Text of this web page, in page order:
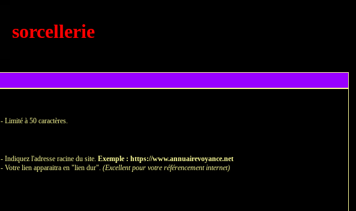
sorcellerie
- Limité à 50 caractères.
- Indiquez l'adresse racine du site. Exemple : https://www.annuairevoyance.net
- Votre lien apparaitra en "lien dur". (Excellent pour votre référencement internet)